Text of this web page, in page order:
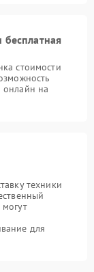
стоимости
онлайн на
техники
для